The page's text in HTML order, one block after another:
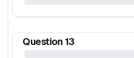
Question 13